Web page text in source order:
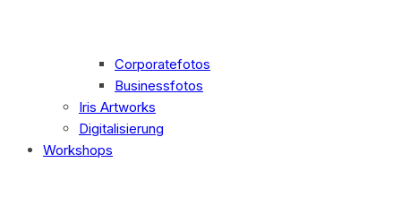
Corporatefotos
Businessfotos
Iris Artworks
Digitalisierung
Workshops